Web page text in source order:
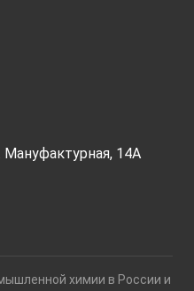
Мануфактурная, 14А
химии в России и